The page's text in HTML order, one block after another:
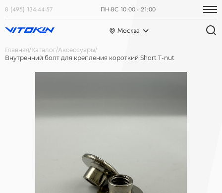
8 (495) 134-44-57 ПН-ВС 10:00 - 21:00
Москва
Главная Каталог Аксессуары
Внутренний болт для крепления короткий Short T-nut